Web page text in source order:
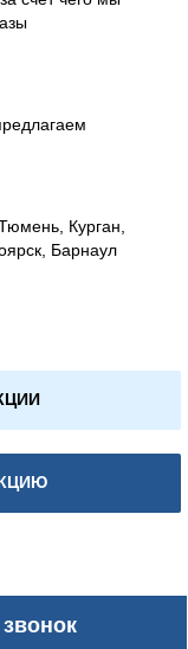
Курган,
Барнаул